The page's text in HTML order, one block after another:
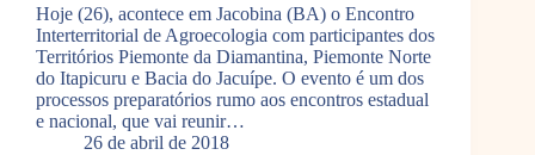
Hoje (26), acontece em Jacobina (BA) o Encontro
Interterritorial de Agroecologia com participantes dos
Territórios Piemonte da Diamantina, Piemonte Norte
do Itapicuru e Bacia do Jacuípe. O evento é um dos
processos preparatórios rumo aos encontros estadual
e nacional, que vai reunir…
26 de abril de 2018